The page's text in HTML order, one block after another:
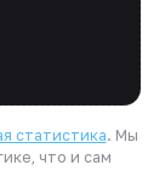
статистика. Мы
что и сам